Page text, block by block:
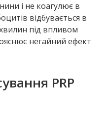
і не коагулює в
відбувається в
під впливом
негайний ефект
PRP